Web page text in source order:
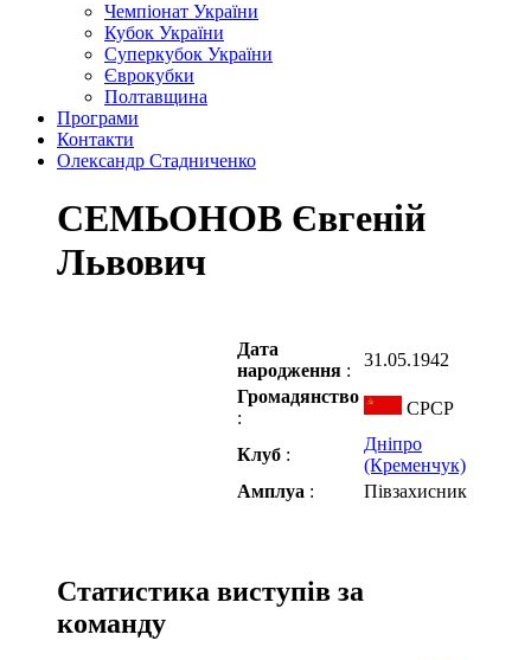
Чемпіонат України
Кубок України
Суперкубок України
Єврокубки
Полтавщина
Програми
Контакти
Олександр Стадниченко
СЕМЬОНОВ Євгеній
Львович
Дата
народження :
31.05.1942
Громадянство
:
СРСР
Клуб :
Дніпро
(Кременчук)
Амплуа : Півзахисник
Статистика виступів за
команду